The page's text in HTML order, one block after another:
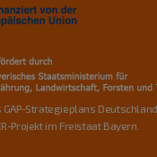
GAP-Strategieplans
Projekt im Freistaat Bayern.